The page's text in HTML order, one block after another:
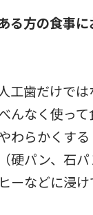
る方の食事
工歯だけで
んなく使っ
わらかくする
硬パン、石
ーなどに浸